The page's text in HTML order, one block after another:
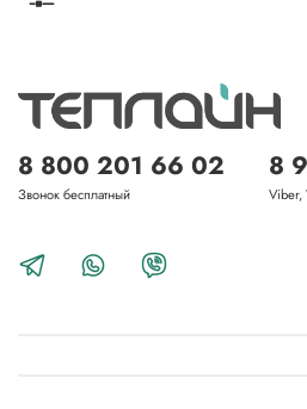
8 800 201 66 02
Звонок бесплатный
8
Viber,